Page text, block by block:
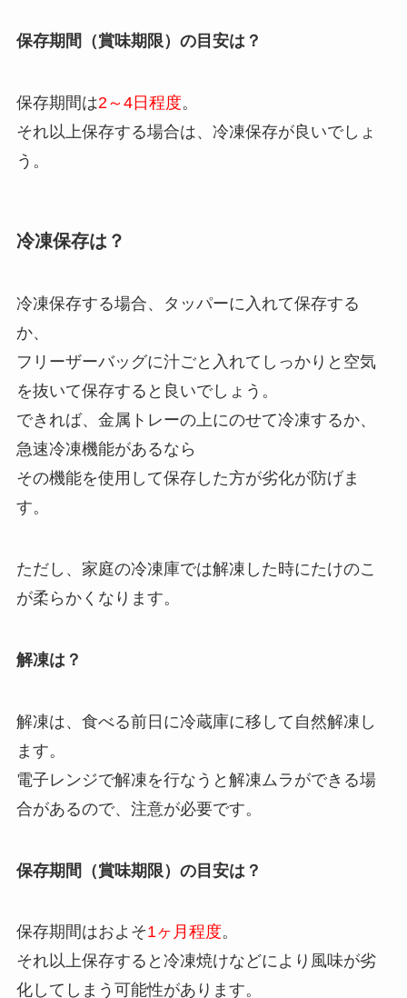
保存期間（賞味期限）の目安は？
保存期間は2～4日程度。
それ以上保存する場合は、冷凍保存が良いでしょ
う。
冷凍保存は？
冷凍保存する場合、タッパーに入れて保存する
か、
フリーザーバッグに汁ごと入れてしっかりと空気
を抜いて保存すると良いでしょう。
できれば、金属トレーの上にのせて冷凍するか、
急速冷凍機能があるなら
その機能を使用して保存した方が劣化が防げま
す。
ただし、家庭の冷凍庫では解凍した時にたけのこ
が柔らかくなります。
解凍は？
解凍は、食べる前日に冷蔵庫に移して自然解凍し
ます。
電子レンジで解凍を行なうと解凍ムラができる場
合があるので、注意が必要です。
保存期間（賞味期限）の目安は？
保存期間はおよそ1ヶ月程度。
それ以上保存すると冷凍焼けなどにより風味が劣
化してしまう可能性があります。